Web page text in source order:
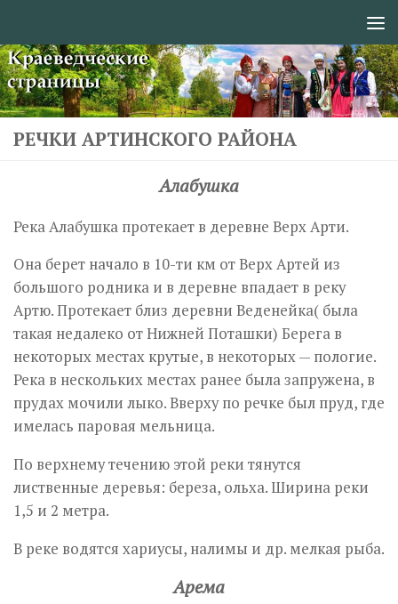
РЕЧКИ АРТИНСКОГО РАЙОНА
Алабушка
Река Алабушка протекает в деревне Верх Арти.
Она берет начало в 10-ти км от Верх Артей из
большого родника и в деревне впадает в реку
Артю. Протекает близ деревни Веденейка( была
такая недалеко от Нижней Поташки) Берега в
некоторых местах крутые, в некоторых — пологие.
Река в нескольких местах ранее была запружена, в
прудах мочили лыко. Вверху по речке был пруд, где
имелась паровая мельница.
По верхнему течению этой реки тянутся
лиственные деревья: береза, ольха. Ширина реки
1,5 и 2 метра.
В реке водятся хариусы, налимы и др. мелкая рыба.
Арема